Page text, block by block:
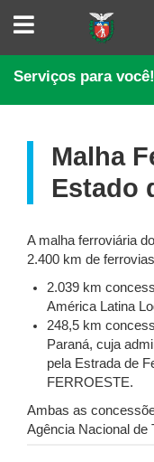
SECRETARIA
INFRAESTRUTURA
E
LOGÍSTICA
Serviços para você!
Malha
Estado
A malha ferroviária
2.400 km de
2.039 km
América Latina
248,5 km
Paraná, cuja
pela Estrada de
FERROESTE.
Ambas as
Agência Nacional de